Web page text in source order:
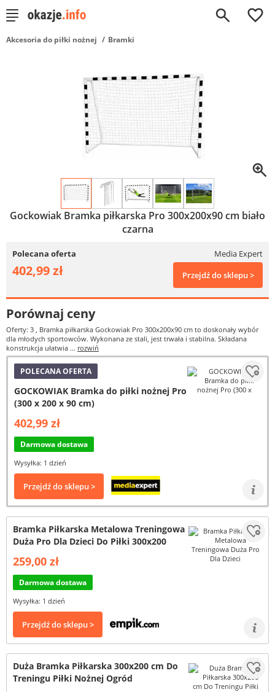
0
Akcesoria do piłki nożnej Bramki
Gockowiak Bramka piłkarska Pro 300x200x90 cm biało
czarna
Polecana oferta Media Expert
402,99 zł Przejdź do sklepu >
Porównaj ceny
Oferty: 3 , Bramka piłkarska Gockowiak Pro 300x200x90 cm to doskonały wybór
dla młodych sportowców. Wykonana ze stali, jest trwała i stabilna. Składana
konstrukcja ułatwia ... rozwiń
POLECANA OFERTA
GOCKOWIAK Bramka do piłki nożnej Pro
(300 x 200 x 90 cm)
402,99 zł
Darmowa dostawa
Wysyłka: 1 dzień
Przejdź do sklepu >
Bramka Piłkarska Metalowa Treningowa
Duża Pro Dla Dzieci Do Piłki 300x200
259,00 zł
Darmowa dostawa
Wysyłka: 1 dzień
Przejdź do sklepu >
Duża Bramka Piłkarska 300x200 cm Do
Treningu Piłki Nożnej Ogród